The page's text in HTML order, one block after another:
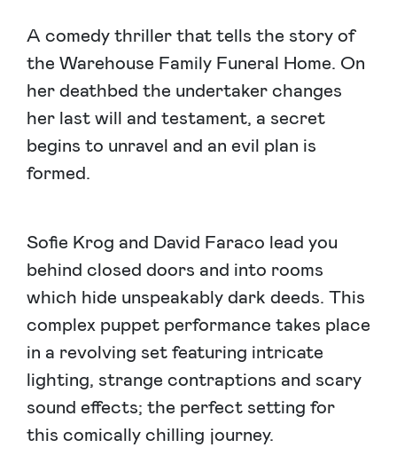
A comedy thriller that tells the story of
the Warehouse Family Funeral Home. On
her deathbed the undertaker changes
her last will and testament, a secret
begins to unravel and an evil plan is
formed.
Sofie Krog and David Faraco lead you
behind closed doors and into rooms
which hide unspeakably dark deeds. This
complex puppet performance takes place
in a revolving set featuring intricate
lighting, strange contraptions and scary
sound effects; the perfect setting for
this comically chilling journey.